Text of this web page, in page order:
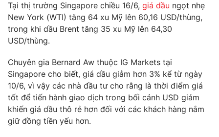
Tin tức
Thế giới đó đây
Kinh tế
Tài chính
Thị trường
Góc doanh nghiệp
Dữ liệu và đời sống
Truyền hình
Phim VTV
Hậu trường
Giải trí
Điện ảnh
Tại thị trường Singapore chiều 16/6, giá dầu ngọt nhẹ
New York (WTI) tăng 64 xu Mỹ lên 60,16 USD/thùng,
trong khi dầu Brent tăng 35 xu Mỹ lên 64,30
USD/thùng.
Chuyên gia Bernard Aw thuộc IG Markets tại
Singapore cho biết, giá dầu giảm hơn 3% kể từ ngày
10/6, vì vậy các nhà đầu tư cho rằng là thời điểm giá
tốt để tiến hành giao dịch trong bối cảnh USD giảm
khiến giá dầu thô rẻ hơn đối với các khách hàng nắm
giữ đồng tiền yếu hơn.